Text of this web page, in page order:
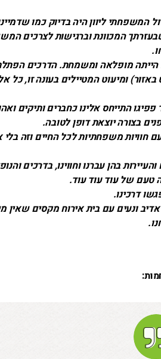
המכוונת וברגישות לצרכים
הייתה מופלאה ומשמחת. הדרכים
ומיעוט המטיילים בעונה זו, כל
התייחס אלינו כחברים ותיקים
בצורה יוצאת דופן לטובה.
חוויות משפחתיות לכל החיים וזה בלי
בהן עברנו וחווינו, בדרכים
טעם של עוד עוד עוד.
דרכינו.
ונעים עם בית אירוח מקסים שאין